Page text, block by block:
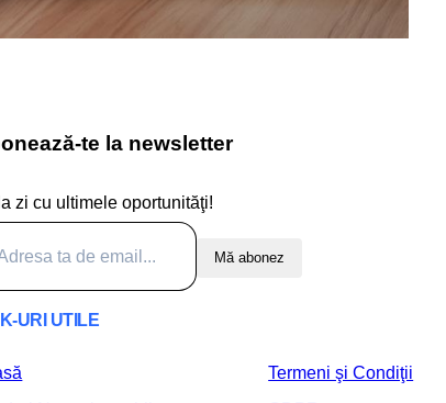
te la newsletter
zi cu ultimele oportunităţi!
Mă abonez
URI UTILE
Termeni şi Condiţii